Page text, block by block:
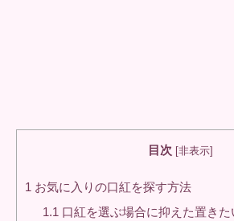
目次 [非表示]
1 お気に入りの口紅を探す方法
1.1 口紅を選ぶ場合に抑えた置きた